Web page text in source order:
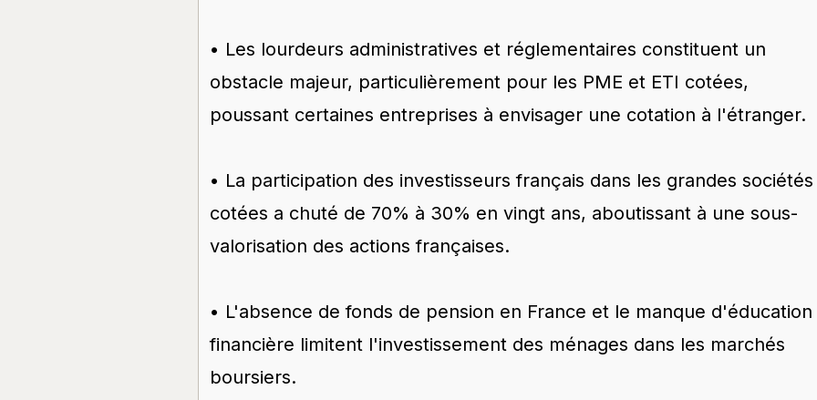
• Les lourdeurs administratives et réglementaires constituent un
obstacle majeur, particulièrement pour les PME et ETI cotées,
poussant certaines entreprises à envisager une cotation à l'étranger.
• La participation des investisseurs français dans les grandes sociétés
cotées a chuté de 70% à 30% en vingt ans, aboutissant à une sous-
valorisation des actions françaises.
• L'absence de fonds de pension en France et le manque d'éducation
financière limitent l'investissement des ménages dans les marchés
boursiers.